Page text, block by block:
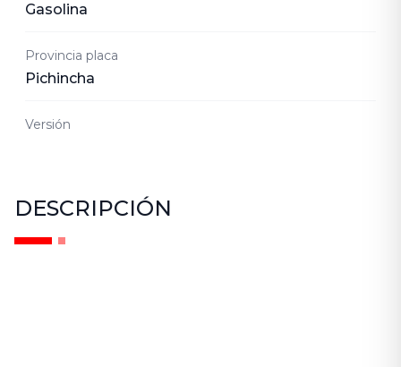
Gasolina
Provincia placa
Pichincha
Versión
DESCRIPCIÓN